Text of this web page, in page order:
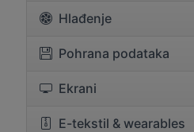
Hlađenje
Pohrana podataka
Ekrani
E-tekstil & wearables